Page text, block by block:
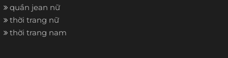
quần jean nữ
thời trang nữ
thời trang nam